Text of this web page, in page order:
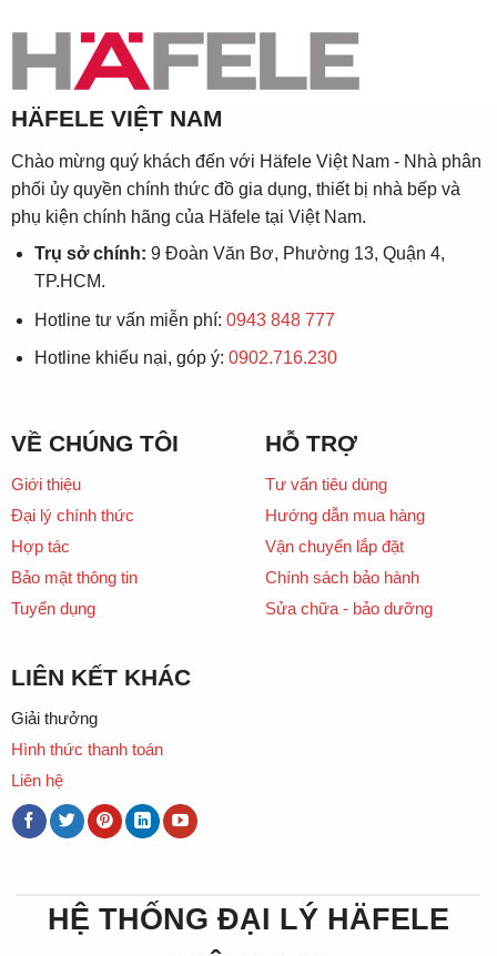
HÄFELE VIỆT NAM
Chào mừng quý khách đến với Häfele Việt Nam - Nhà phân
phối ủy quyền chính thức đồ gia dụng, thiết bị nhà bếp và
phụ kiện chính hãng của Häfele tại Việt Nam.
Trụ sở chính: 9 Đoàn Văn Bơ, Phường 13, Quận 4,
TP.HCM.
Hotline tư vấn miễn phí: 0943 848 777
Hotline khiếu nại, góp ý: 0902.716.230
VỀ CHÚNG TÔI
Giới thiệu
Đại lý chính thức
Hợp tác
Bảo mật thông tin
Tuyển dụng
HỖ TRỢ
Tư vấn tiêu dùng
Hướng dẫn mua hàng
Vận chuyển lắp đặt
Chính sách bảo hành
Sửa chữa - bảo dưỡng
LIÊN KẾT KHÁC
Giải thưởng
Hình thức thanh toán
Liên hệ
HỆ THỐNG ĐẠI LÝ HÄFELE